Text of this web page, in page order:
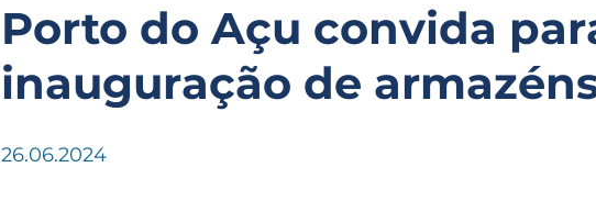
Porto do Açu convida
inauguração de
26.06.2024